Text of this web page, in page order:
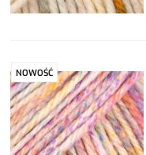
NOWOŚĆ